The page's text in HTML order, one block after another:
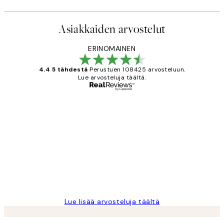
Asiakkaiden arvostelut
ERINOMAINEN
4.4 5 tähdestä Perustuen 108425 arvosteluun.
Lue arvosteluja täältä.
Lue lisää arvosteluja täältä